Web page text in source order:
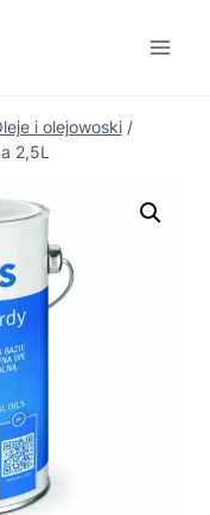
i olejowoski /
2,5L